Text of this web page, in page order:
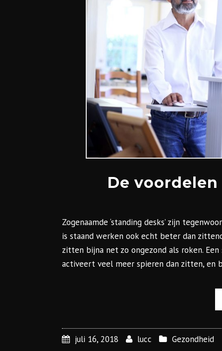
De
Zogenaamde ‘standing desks’ zijn
is staand werken ook echt beter dan
zitten bijna net zo ongezond als roken.
activeert veel meer spieren dan zitten, en
juli 16, 2018 lucc Gezondheid